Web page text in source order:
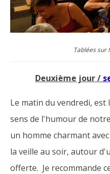
Tablées sur
Deuxième jour /
Le matin du vendredi, est
sens de l'humour de
un homme charmant
la veille au soir, autour
offerte. Je recommande